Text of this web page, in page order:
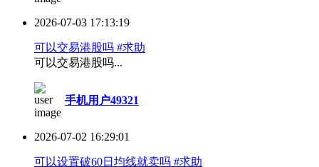
2026-07-03 17:13:19
可以交易港股吗 #求助
可以交易港股吗...
手机用户49321
2026-07-02 16:29:01
可以设置破60日均线就卖吗 #求助